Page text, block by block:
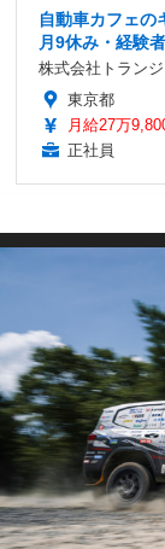
自動車カフェの
月9休み・経験
株式会社トラン
東京都
月給27万
正社員